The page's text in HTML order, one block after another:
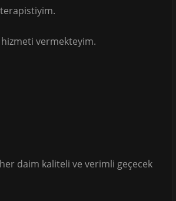
hizmeti vermekteyim.
daim kaliteli ve verimli geçecek